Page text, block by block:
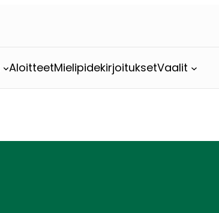
AloitteetMielipidekirjoituksetVaalit